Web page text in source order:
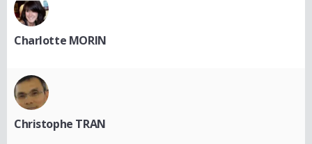
Charlotte MORIN
Christophe TRAN